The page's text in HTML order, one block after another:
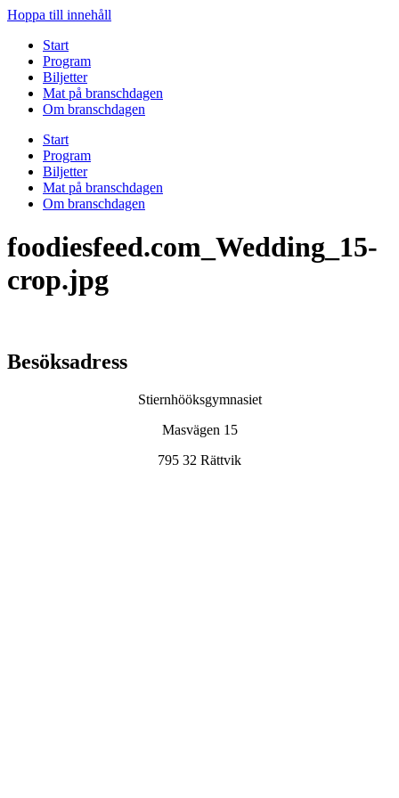
Hoppa till innehåll
Start
Program
Biljetter
Mat på branschdagen
Om branschdagen
Start
Program
Biljetter
Mat på branschdagen
Om branschdagen
foodiesfeed.com_Wedding_15-
crop.jpg
Besöksadress
Stiernhööksgymnasiet
Masvägen 15
795 32 Rättvik